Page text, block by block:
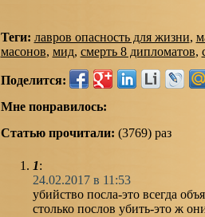
Теги: лавров опасность для жизни,
масонов, мид, смерть 8 дипломатов,
Поделится:
Мне понравилось:
Статью прочитали: (3769) раз
1:
24.02.2017 в 11:53
убийство посла-это всегда
столько послов убить-это ж